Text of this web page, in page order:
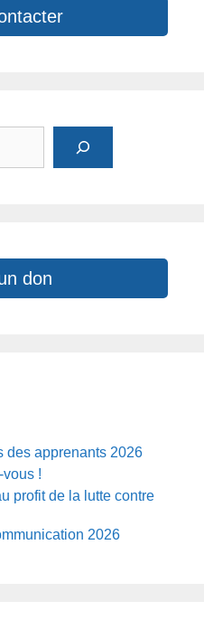
don
des apprenants 2026
vous !
profit de la lutte contre
2026